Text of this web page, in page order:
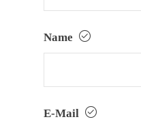
Name
E-Mail